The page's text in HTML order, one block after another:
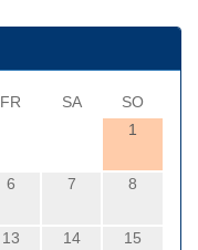
FR SA
SO
1
6 7 8
13 14 15